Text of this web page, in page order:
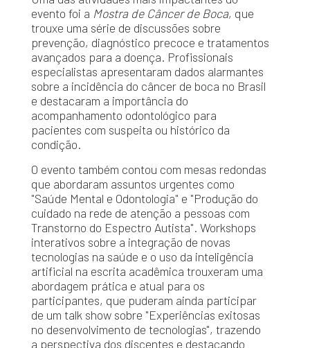
evento foi a Mostra de Câncer de Boca, que
trouxe uma série de discussões sobre
prevenção, diagnóstico precoce e tratamentos
avançados para a doença. Profissionais
especialistas apresentaram dados alarmantes
sobre a incidência do câncer de boca no Brasil
e destacaram a importância do
acompanhamento odontológico para
pacientes com suspeita ou histórico da
condição.
O evento também contou com mesas redondas
que abordaram assuntos urgentes como
"Saúde Mental e Odontologia" e "Produção do
cuidado na rede de atenção a pessoas com
Transtorno do Espectro Autista". Workshops
interativos sobre a integração de novas
tecnologias na saúde e o uso da inteligência
artificial na escrita acadêmica trouxeram uma
abordagem prática e atual para os
participantes, que puderam ainda participar
de um talk show sobre "Experiências exitosas
no desenvolvimento de tecnologias", trazendo
a perspectiva dos discentes e destacando